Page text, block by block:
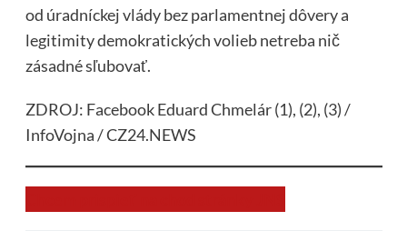
od úradníckej vlády bez parlamentnej dôvery a
legitimity demokratických volieb netreba nič
zásadné sľubovať.
ZDROJ: Facebook Eduard Chmelár (1), (2), (3) /
InfoVojna / CZ24.NEWS